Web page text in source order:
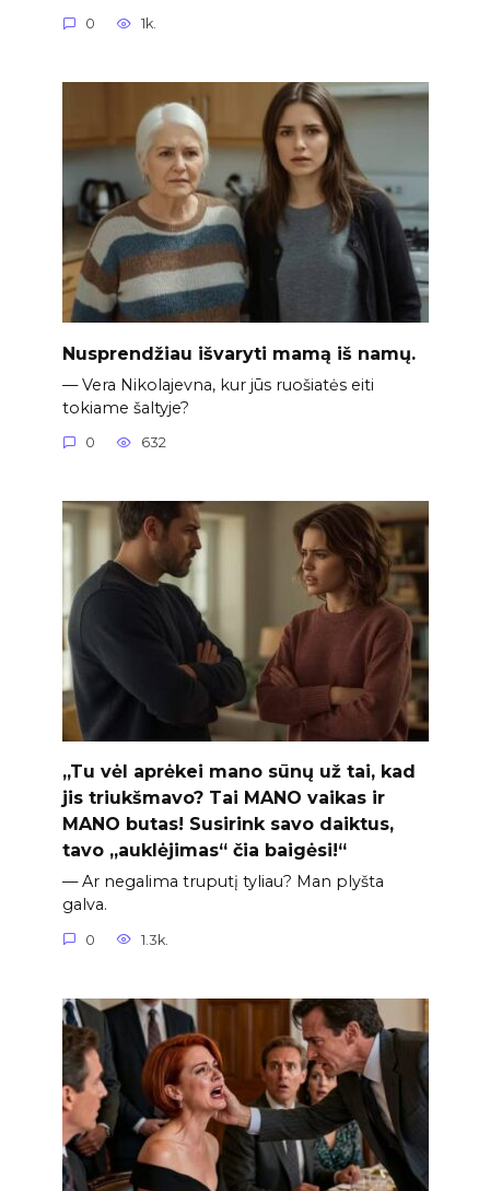
0 1k.
Nusprendžiau išvaryti mamą iš namų.
— Vera Nikolajevna, kur jūs ruošiatės eiti
tokiame šaltyje?
0 632
„Tu vėl aprėkei mano sūnų už tai, kad
jis triukšmavo? Tai MANO vaikas ir
MANO butas! Susirink savo daiktus,
tavo „auklėjimas“ čia baigėsi!“
— Ar negalima truputį tyliau? Man plyšta
galva.
0 1.3k.